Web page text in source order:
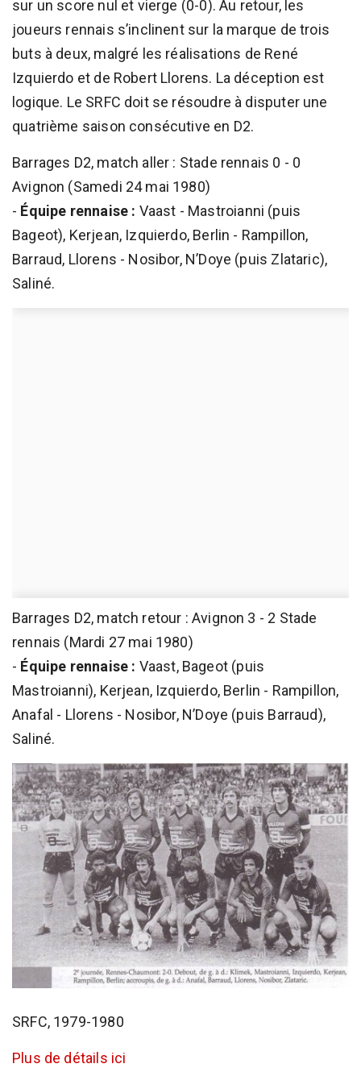
sur un score nul et vierge (0-0). Au retour, les
joueurs rennais s’inclinent sur la marque de trois
buts à deux, malgré les réalisations de René
Izquierdo et de Robert Llorens. La déception est
logique. Le SRFC doit se résoudre à disputer une
quatrième saison consécutive en D2.
Barrages D2, match aller : Stade rennais 0 - 0
Avignon (Samedi 24 mai 1980)
- Équipe rennaise : Vaast - Mastroianni (puis
Bageot), Kerjean, Izquierdo, Berlin - Rampillon,
Barraud, Llorens - Nosibor, N’Doye (puis Zlataric),
Saliné.
Barrages D2, match retour : Avignon 3 - 2 Stade
rennais (Mardi 27 mai 1980)
- Équipe rennaise : Vaast, Bageot (puis
Mastroianni), Kerjean, Izquierdo, Berlin - Rampillon,
Anafal - Llorens - Nosibor, N’Doye (puis Barraud),
Saliné.
SRFC, 1979-1980
Plus de détails ici